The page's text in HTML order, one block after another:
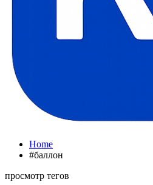
Home
#баллон
просмотр тегов